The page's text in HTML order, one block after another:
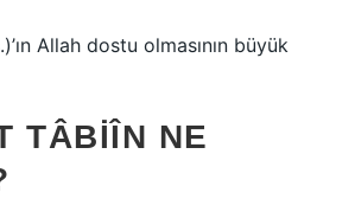
Allah dostu olmasının büyük
TÂBIÎN NE